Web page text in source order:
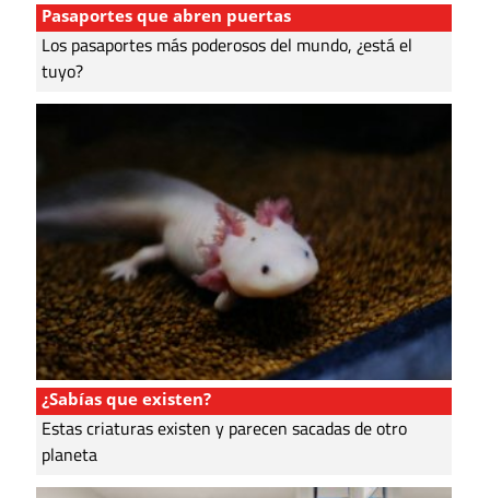
Pasaportes que abren puertas
Los pasaportes más poderosos del mundo, ¿está el
tuyo?
¿Sabías que existen?
Estas criaturas existen y parecen sacadas de otro
planeta